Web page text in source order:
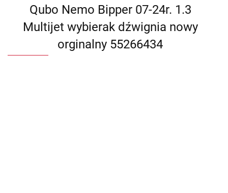
Qubo Nemo Bipper 07-24r. 1.3
Multijet wybierak dźwignia nowy
orginalny 55266434